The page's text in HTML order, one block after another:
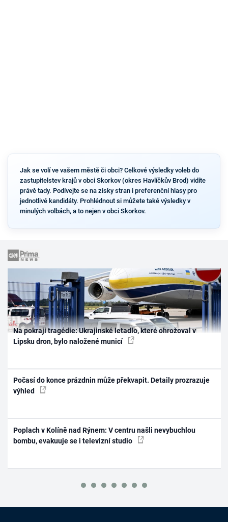
Jak se volí ve vašem městě či obci? Celkové výsledky voleb do
zastupitelstev krajů v obci Skorkov (okres Havlíčkův Brod) vidíte
právě tady. Podívejte se na zisky stran i preferenční hlasy pro
jednotlivé kandidáty. Prohlédnout si můžete také výsledky v
minulých volbách, a to nejen v obci Skorkov.
Na pokraji tragédie: Ukrajinské letadlo, které ohrožoval v
Lipsku dron, bylo naložené municí
Počasí do konce prázdnin může překvapit. Detaily prozrazuje
výhled
Poplach v Kolíně nad Rýnem: V centru našli nevybuchlou
bombu, evakuuje se i televizní studio